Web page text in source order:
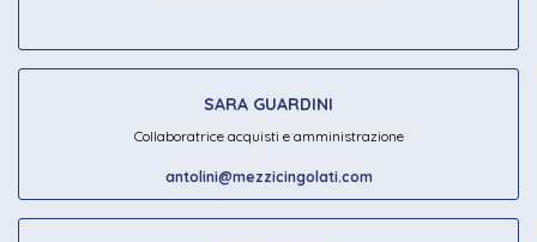
SARA GUARDINI
Collaboratrice acquisti e amministrazione
antolini@mezzicingolati.com